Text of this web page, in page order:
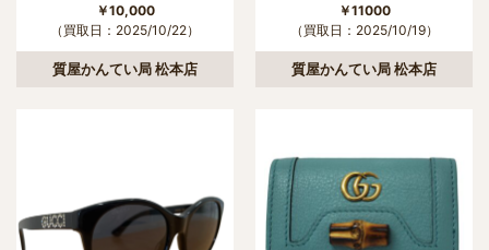
￥10,000
（買取日：2025/10/22）
質屋かんてい局 松本店
￥11000
（買取日：2025/10/19）
質屋かんてい局 松本店